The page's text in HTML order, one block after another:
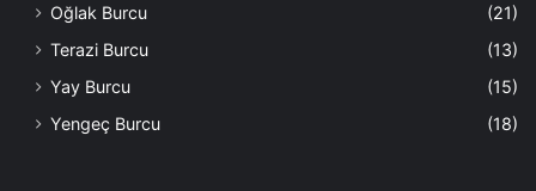
Oğlak Burcu
(21)
Terazi Burcu
(13)
Yay Burcu
(15)
Yengeç Burcu
(18)